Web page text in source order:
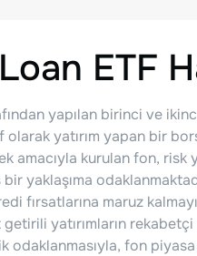
ETF
yapılan birinci ve
yatırım yapan bir
amacıyla kurulan fon, risk
yaklaşıma
fırsatlarına maruz
yatırımların
fon